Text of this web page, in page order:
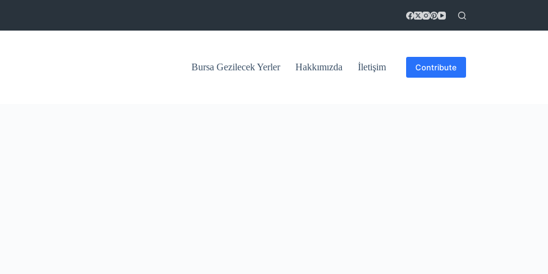
Bursa Gezilecek Yerler Hakkımızda İletişim Contribute